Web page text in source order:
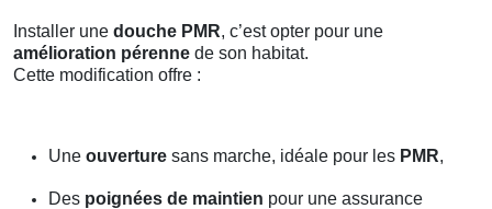
Installer une douche PMR, c’est opter pour une
amélioration pérenne de son habitat.
Cette modification offre :
Une ouverture sans marche, idéale pour les PMR,
Des poignées de maintien pour une assurance